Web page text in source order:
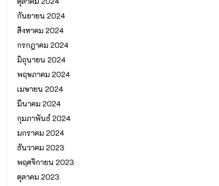
กันยายน 2024
สิงหาคม 2024
กรกฎาคม 2024
มิถุนายน 2024
พฤษภาคม 2024
เมษายน 2024
มีนาคม 2024
กุมภาพันธ์ 2024
มกราคม 2024
ธันวาคม 2023
พฤศจิกายน 2023
ตุลาคม 2023